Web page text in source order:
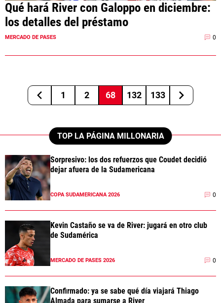
Qué hará River con Galoppo en diciembre:
los detalles del préstamo
MERCADO DE PASES 0
1 2 68 132 133
TOP LA PÁGINA MILLONARIA
Sorpresivo: los dos refuerzos que Coudet decidió
dejar afuera de la Sudamericana
COPA SUDAMERICANA 2026 0
Kevin Castaño se va de River: jugará en otro club
de Sudamérica
MERCADO DE PASES 2026 0
Confirmado: ya se sabe qué día viajará Thiago
Almada para sumarse a River